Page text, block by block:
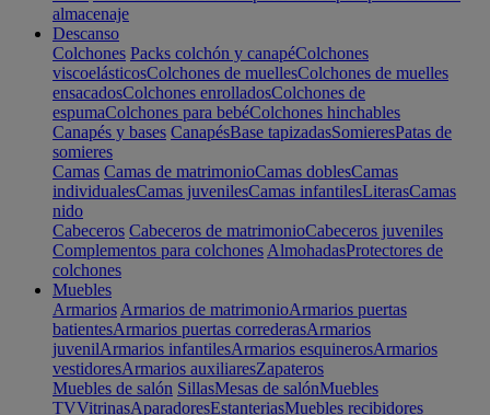
almacenaje
Descanso
Colchones Packs colchón y canapéColchones
viscoelásticosColchones de muellesColchones de muelles
ensacadosColchones enrolladosColchones de
espumaColchones para bebéColchones hinchables
Canapés y bases CanapésBase tapizadasSomieresPatas de
somieres
Camas Camas de matrimonioCamas doblesCamas
individualesCamas juvenilesCamas infantilesLiterasCamas
nido
Cabeceros Cabeceros de matrimonioCabeceros juveniles
Complementos para colchones AlmohadasProtectores de
colchones
Muebles
Armarios Armarios de matrimonioArmarios puertas
batientesArmarios puertas correderasArmarios
juvenilArmarios infantilesArmarios esquinerosArmarios
vestidoresArmarios auxiliaresZapateros
Muebles de salón SillasMesas de salónMuebles
TVVitrinasAparadoresEstanteriasMuebles recibidores